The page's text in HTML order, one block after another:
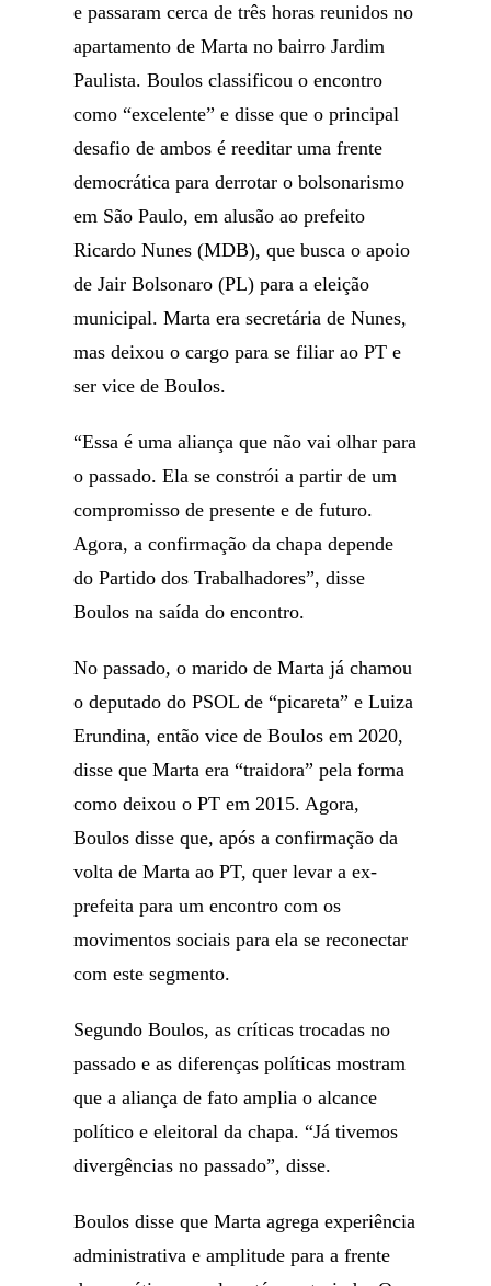
e passaram cerca de três horas reunidos no
apartamento de Marta no bairro Jardim
Paulista. Boulos classificou o encontro
como “excelente” e disse que o principal
desafio de ambos é reeditar uma frente
democrática para derrotar o bolsonarismo
em São Paulo, em alusão ao prefeito
Ricardo Nunes (MDB), que busca o apoio
de Jair Bolsonaro (PL) para a eleição
municipal. Marta era secretária de Nunes,
mas deixou o cargo para se filiar ao PT e
ser vice de Boulos.
“Essa é uma aliança que não vai olhar para
o passado. Ela se constrói a partir de um
compromisso de presente e de futuro.
Agora, a confirmação da chapa depende
do Partido dos Trabalhadores”, disse
Boulos na saída do encontro.
No passado, o marido de Marta já chamou
o deputado do PSOL de “picareta” e Luiza
Erundina, então vice de Boulos em 2020,
disse que Marta era “traidora” pela forma
como deixou o PT em 2015. Agora,
Boulos disse que, após a confirmação da
volta de Marta ao PT, quer levar a ex-
prefeita para um encontro com os
movimentos sociais para ela se reconectar
com este segmento.
Segundo Boulos, as críticas trocadas no
passado e as diferenças políticas mostram
que a aliança de fato amplia o alcance
político e eleitoral da chapa. “Já tivemos
divergências no passado”, disse.
Boulos disse que Marta agrega experiência
administrativa e amplitude para a frente